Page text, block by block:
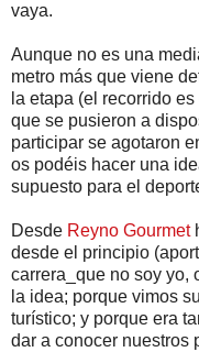
vaya.
Aunque no es una
metro más que viene
la etapa (el recorrido
que se pusieron a
participar se agotaron
os podéis hacer una
supuesto para el
Desde Reyno Gourmet
desde el principio
carrera_que no soy yo,
la idea; porque vimos
turístico; y porque era
dar a conocer nuestros